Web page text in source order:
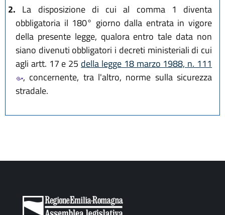
2. La disposizione di cui al comma 1 diventa
obbligatoria il 180° giorno dalla entrata in vigore
della presente legge, qualora entro tale data non
siano divenuti obbligatori i decreti ministeriali di cui
agli artt. 17 e 25 della legge 18 marzo 1988, n. 111
, concernente, tra l'altro, norme sulla sicurezza
stradale.